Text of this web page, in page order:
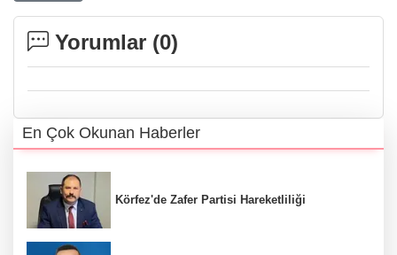
Yorumlar (0)
En Çok Okunan Haberler
Körfez'de Zafer Partisi Hareketliliği